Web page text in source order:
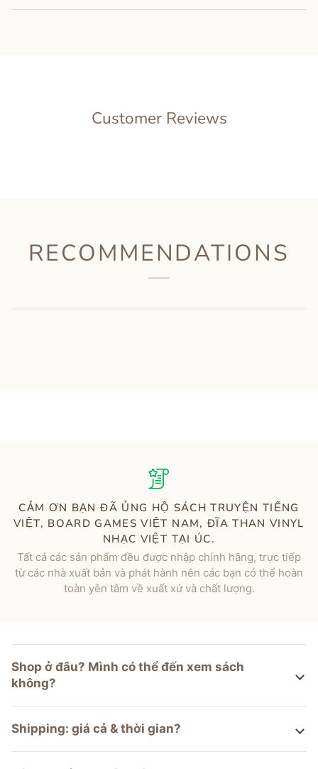
Customer Reviews
RECOMMENDATIONS
CẢM ƠN BẠN ĐÃ ỦNG HỘ SÁCH TRUYỆN TIẾNG
VIỆT, BOARD GAMES VIỆT NAM, ĐĨA THAN VINYL
NHẠC VIỆT TẠI ÚC.
Tất cả các sản phẩm đều được nhập chính hãng, trực tiếp
từ các nhà xuất bản và phát hành nên các bạn có thể hoàn
toàn yên tâm về xuất xứ và chất lượng.
Shop ở đâu? Mình có thể đến xem sách
không?
Shipping: giá cả & thời gian?